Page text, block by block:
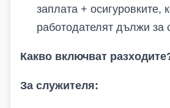
заплата + осигуровките,
работодателят дължи за
Какво включват
За служителя: